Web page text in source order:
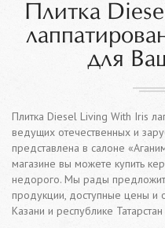
Плитка
для
Плитка Diesel Living With Iris
ведущих отечественных и
представлена в салоне
магазине вы можете купить
недорого. Мы рады
продукции, доступные цены и
Казани и республике Татарстан